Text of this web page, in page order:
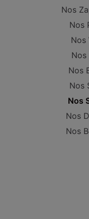
Nos
Nos
Nos
Nos
Nos
Nos
Nos
Nos
Nos